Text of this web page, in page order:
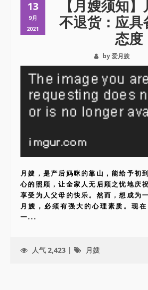
13
9月
2021
【月嫂须知
不退货：应具
态度
by 爱月嫂
月嫂，是产后妈咪的靠山，能给予初
心的照顾，让全家人无后顾之忧地庆
享受为人父母的快乐。然而，想成为
月嫂，必须有强大的心理素质。现
一...
人气 2,423 | 月嫂